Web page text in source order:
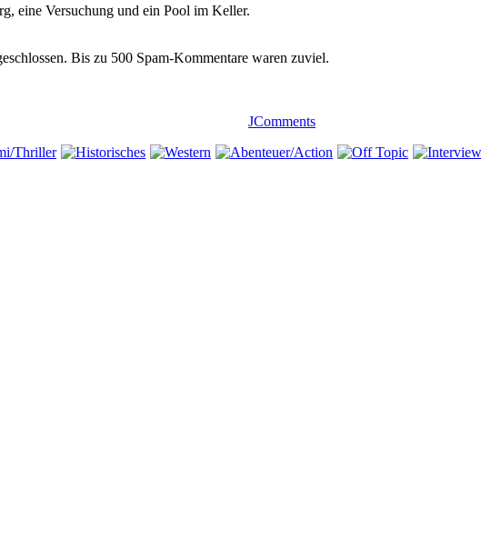
eine Versuchung und ein Pool im Keller.
Bis zu 500 Spam-Kommentare waren zuviel.
JComments